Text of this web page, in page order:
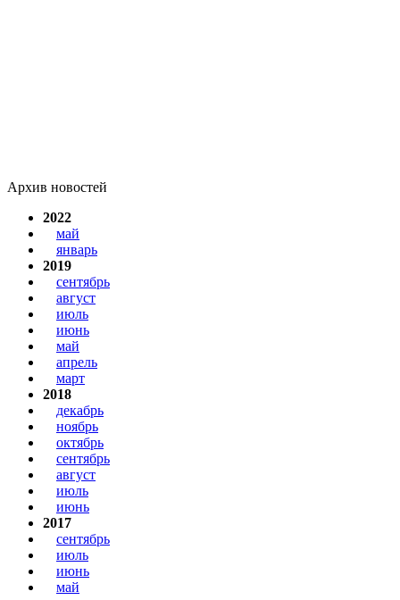
Архив новостей
2022
май
январь
2019
сентябрь
август
июль
июнь
май
апрель
март
2018
декабрь
ноябрь
октябрь
сентябрь
август
июль
июнь
2017
сентябрь
июль
июнь
май